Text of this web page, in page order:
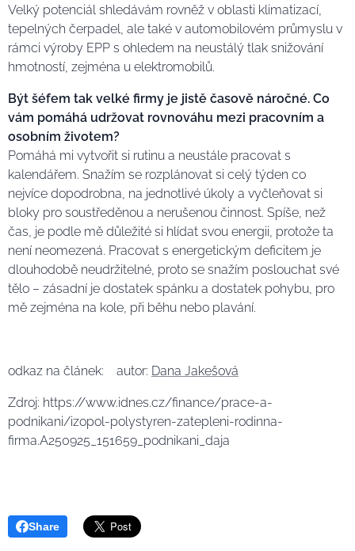
Velký potenciál shledávám rovněž v oblasti klimatizací,
tepelných čerpadel, ale také v automobilovém průmyslu v
rámci výroby EPP s ohledem na neustálý tlak snižování
hmotností, zejména u elektromobilů.
Být šéfem tak velké firmy je jistě časově náročné. Co
vám pomáhá udržovat rovnováhu mezi pracovním a
osobním životem?
Pomáhá mi vytvořit si rutinu a neustále pracovat s
kalendářem. Snažím se rozplánovat si celý týden co
nejvíce dopodrobna, na jednotlivé úkoly a vyčleňovat si
bloky pro soustředěnou a nerušenou činnost. Spíše, než
čas, je podle mě důležité si hlídat svou energii, protože ta
není neomezená. Pracovat s energetickým deficitem je
dlouhodobě neudržitelné, proto se snažím poslouchat své
tělo – zásadní je dostatek spánku a dostatek pohybu, pro
mě zejména na kole, při běhu nebo plavání.
odkaz na článek: autor: Dana Jakešová
Zdroj: https://www.idnes.cz/finance/prace-a-
podnikani/izopol-polystyren-zatepleni-rodinna-
firma.A250925_151659_podnikani_daja
Share